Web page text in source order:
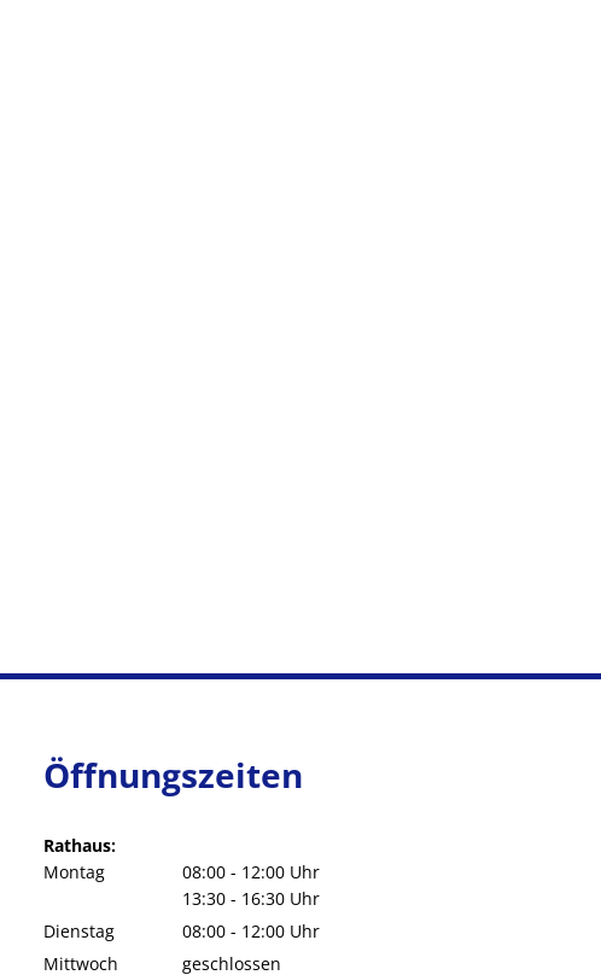
Öffnungszeiten
Rathaus:
Montag
08:00 - 12:00 Uhr
Von 08:00 bis 12:00 Uhr
13:30 - 16:30 Uhr
Von 13:30 bis 16:30 Uhr
Dienstag 08:00 - 12:00 Uhr
Von 08:00 bis 12:00 Uhr
Mittwoch geschlossen